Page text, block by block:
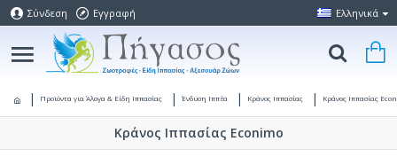
Σύνδεση Εγγραφή Ελληνικά
Προϊόντα για Άλογα & Είδη Ιππασίας Ένδυση Ιππέα Κράνος Ιππασίας Κράνος Ιππασίας
Κράνος Ιππασίας Econimo